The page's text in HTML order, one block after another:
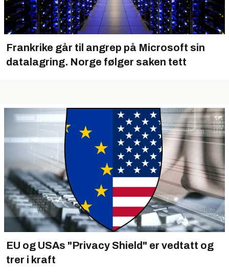
Frankrike går til angrep på Microsoft sin
datalagring. Norge følger saken tett
EU og USAs "Privacy Shield" er vedtatt og
trer i kraft